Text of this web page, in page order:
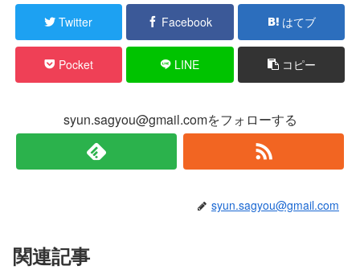
Twitter Facebook はてブ
Pocket LINE コピー
syun.sagyou@gmail.comをフォローする
syun.sagyou@gmail.com
関連記事